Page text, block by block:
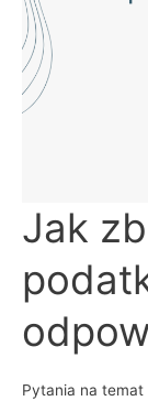
Jak
Pytania na temat
zbierać
1,5%
Pytania
i
odpowiedzi